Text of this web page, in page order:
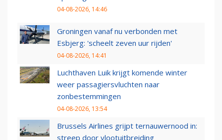
04-08-2026, 14:46
Groningen vanaf nu verbonden met
Esbjerg: 'scheelt zeven uur rijden'
04-08-2026, 14:41
Luchthaven Luik krijgt komende winter
weer passagiersvluchten naar
zonbestemmingen
04-08-2026, 13:54
Brussels Airlines grijpt ternauwernood in:
streep door vlootuitbreiding